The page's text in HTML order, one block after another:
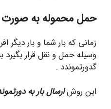
حمل محموله به صورت
زمانی که بار شما و بار
وسیله حمل و نقل قرار
گدورتموندد .
این روشارسال بار به